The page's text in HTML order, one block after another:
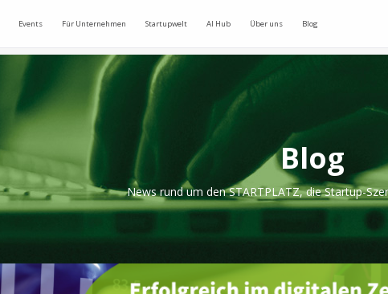
Events Für Unternehmen Startupwelt AI Hub Über uns Blog
Blog
News rund um den STARTPLATZ, die Startup-